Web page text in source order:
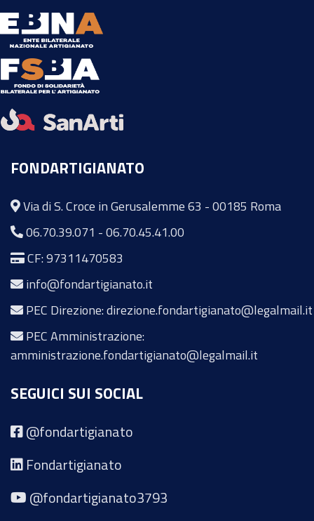
FONDARTIGIANATO
Via di S. Croce in Gerusalemme 63 - 00185 Roma
06.70.39.071 -06.70.45.41.00
CF: 97311470583
info@fondartigianato.it
PEC Direzione: direzione.fondartigianato@legalmail.it
PEC Amministrazione:
amministrazione.fondartigianato@legalmail.it
SEGUICI SUI SOCIAL
@fondartigianato
Fondartigianato
@fondartigianato3793